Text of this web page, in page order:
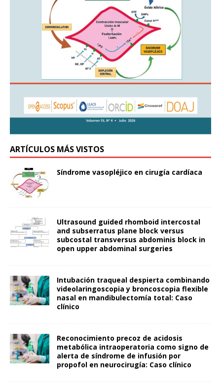
ARTÍCULOS MÁS VISTOS
Síndrome vasopléjico en cirugía cardíaca
Ultrasound guided rhomboid intercostal
and subserratus plane block versus
subcostal transversus abdominis block in
open upper abdominal surgeries
Intubación traqueal despierta combinando
videolaringoscopia y broncoscopia flexible
nasal en mandibulectomía total: Caso
clínico
Reconocimiento precoz de acidosis
metabólica intraoperatoria como signo de
alerta de síndrome de infusión por
propofol en neurocirugía: Caso clínico